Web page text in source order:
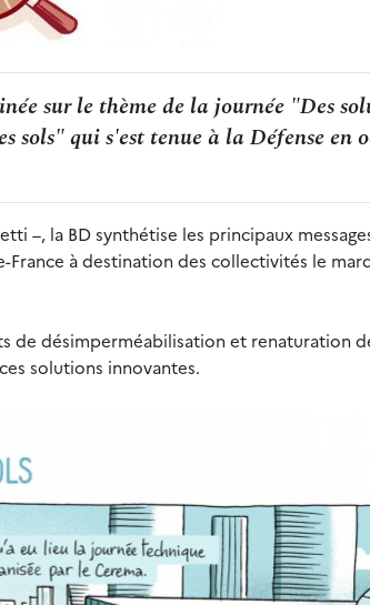
sur le thème de la journée "Des
qui s'est tenue à la Défense en
–, la BD synthétise les principaux
France à destination des collectivités le
de désimperméabilisation et renaturation
solutions innovantes.